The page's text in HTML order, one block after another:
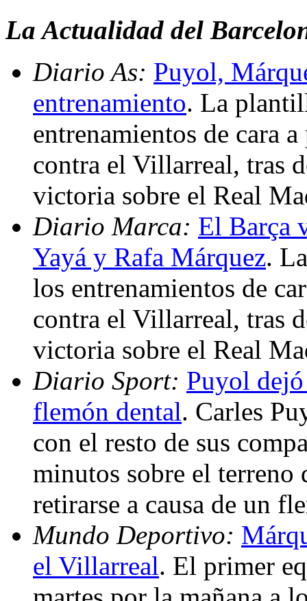
La Actualidad del
Diario As: Puyol,
entrenamiento. La
entrenamientos de cara
contra el Villarreal, tras
victoria sobre el Real
Diario Marca: El Barça
Yayá y Rafa Márquez.
los entrenamientos de
contra el Villarreal, tras
victoria sobre el Real
Diario Sport: Puyol dejó
flemón dental. Carles
con el resto de sus
minutos sobre el terreno
retirarse a causa de un
Mundo Deportivo:
el Villarreal. El primer